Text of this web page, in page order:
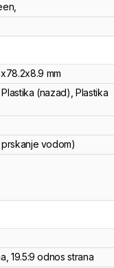
x78.2x8.9 mm
(nazad), Plastika
vodom)
, 19.5:9 odnos strana